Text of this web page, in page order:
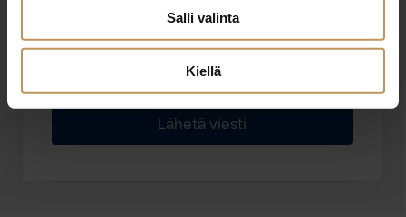
Salli valinta
Kiellä
Haluan että minuun otetaan yhteyttä puhelimitse